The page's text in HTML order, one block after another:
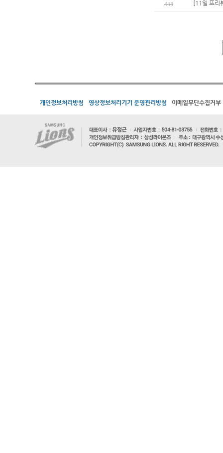
444 [11일 프리
개인정보처리방침 영상정보처리기기 운영관리방침 이메일무단수집거부